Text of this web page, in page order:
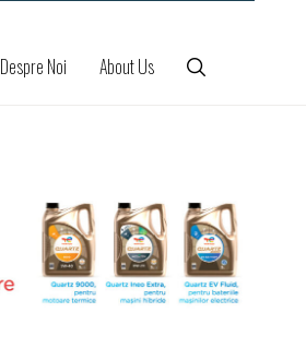
Despre Noi About Us